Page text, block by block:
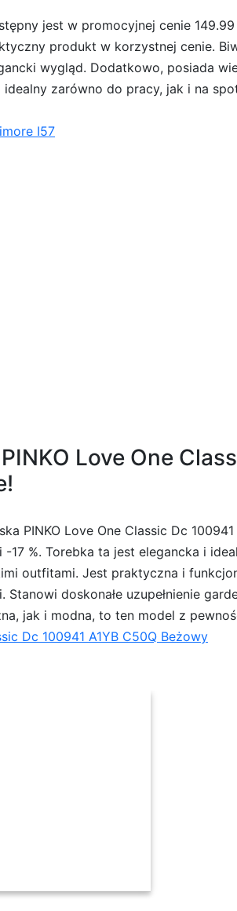
jest w promocyjnej cenie
produkt w korzystnej cenie.
wygląd. Dodatkowo, posiada
zarówno do pracy, jak i na
I57
Love One
PINKO Love One Classic Dc
17 %. Torebka ta jest elegancka i
outfitami. Jest praktyczna i
doskonałe uzupełnienie
jak i modna, to ten model z
Dc 100941 A1YB C50Q Beżowy
A1YB C50Q Beżowy